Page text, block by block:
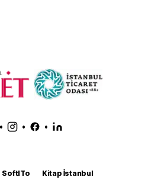
• • •
SoftITo
Kitap İstanbul